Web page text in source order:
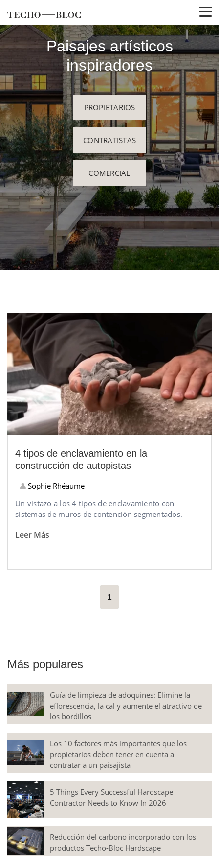
Paisajes artísticos
inspiradores
PROPIETARIOS
CONTRATISTAS
COMERCIAL
4 tipos de enclavamiento en la
construcción de autopistas
Sophie Rhéaume
Un vistazo a los 4 tipos de enclavamiento con
sistemas de muros de contención segmentados.
Leer Más
1
Más populares
Guía de limpieza de adoquines: Elimine la
eflorescencia, la cal y aumente el atractivo de
los bordillos
Los 10 factores más importantes que los
propietarios deben tener en cuenta al
contratar a un paisajista
5 Things Every Successful Hardscape
Contractor Needs to Know In 2026
Reducción del carbono incorporado con los
productos Techo-Bloc Hardscape